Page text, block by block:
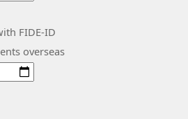
overseas
FIDE-ID